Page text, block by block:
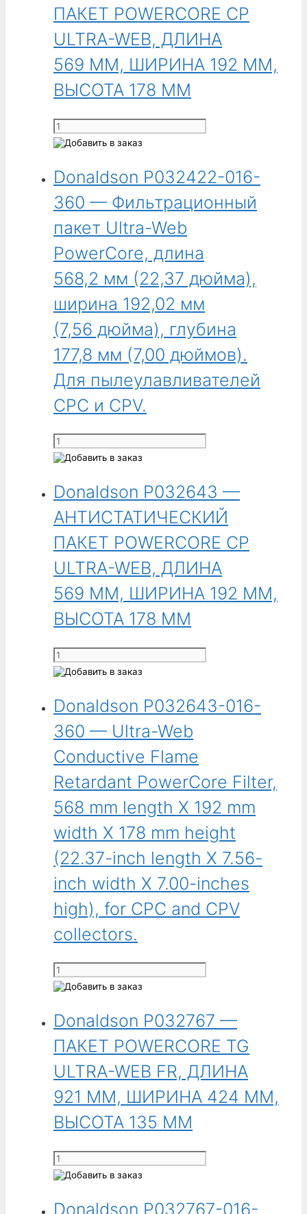
340
-
Фильтрационный
пакет
Ultra-
Web
PowerCore,
длина
568,2 мм
(22,37 дюйма),
ширина
192,02 мм
глубина
177,8 мм
(7,00 дюймов).
Для
пылеулавливателей
CPC
и
CPV.
ПАКЕТ POWERCORE CP
ULTRA-WEB, ДЛИНА
569 ММ, ШИРИНА 192 ММ,
ВЫСОТА 178 ММ
Количество
товара
P032422
-
ПАКЕТ
POWERCORE
CP
ULTRA-
WEB,
ДЛИНА
569 ММ,
ШИРИНА
192 ММ,
ВЫСОТА
178 ММ
Donaldson P032422-016-
360 — Фильтрационный
пакет Ultra-Web
PowerCore, длина
568,2 мм (22,37 дюйма),
ширина 192,02 мм
(7,56 дюйма), глубина
177,8 мм (7,00 дюймов).
Для пылеулавливателей
CPC и CPV.
Количество
товара
P032422-
360
-
Фильтрационный
пакет
Ultra-
Web
PowerCore,
568,2 мм
(22,37 дюйма),
192,02 мм
глубина
177,8 мм
(7,00 дюймов).
Для
пылеулавливателей
CPC
и
CPV.
Donaldson P032643 —
АНТИСТАТИЧЕСКИЙ
ПАКЕТ POWERCORE CP
ULTRA-WEB, ДЛИНА
569 ММ, ШИРИНА 192 ММ,
ВЫСОТА 178 ММ
Количество
товара
P032643
-
АНТИСТАТИЧЕСКИЙ
ПАКЕТ
POWERCORE
CP
ULTRA-
WEB,
ДЛИНА
569 ММ,
ШИРИНА
192 ММ,
ВЫСОТА
178 ММ
Donaldson P032643-016-
360 — Ultra-Web
Conductive Flame
Retardant PowerCore Filter,
568 mm length X 192 mm
width X 178 mm height
(22.37-inch length X 7.56-
inch width X 7.00-inches
high), for CPC and CPV
collectors.
Количество
товара
P032643-
360
-
Ultra-
Web
Conductive
Flame
Retardant
PowerCore
Filter,
568
Donaldson P032767 —
ПАКЕТ POWERCORE TG
ULTRA-WEB FR, ДЛИНА
921 ММ, ШИРИНА 424 ММ,
ВЫСОТА 135 ММ
Количество
товара
P032767
Donaldson P032767-016-